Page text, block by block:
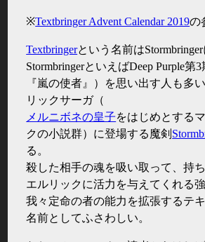
※Textbringer Advent Calendar 2019の
Textbringerという名前は
StormbringerといえばDeep Purple第
『嵐の使者』）を思い出す人も多
リックサーガ（
メルニボネの皇子をはじめとする
クの小説群）に登場する魔剣
る。
殺した相手の魂を吸い取って、持
エルリックに活力を与えてくれる
我々定命の者の能力を拡張するテ
名前としてふさわしい。